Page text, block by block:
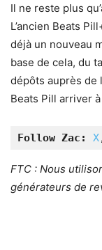
Il ne reste plus
L’ancien Beats
déjà un nouveau
base de cela, du
dépôts auprès de
Beats Pill arriver
Follow Zac: X
FTC : Nous
générateurs de